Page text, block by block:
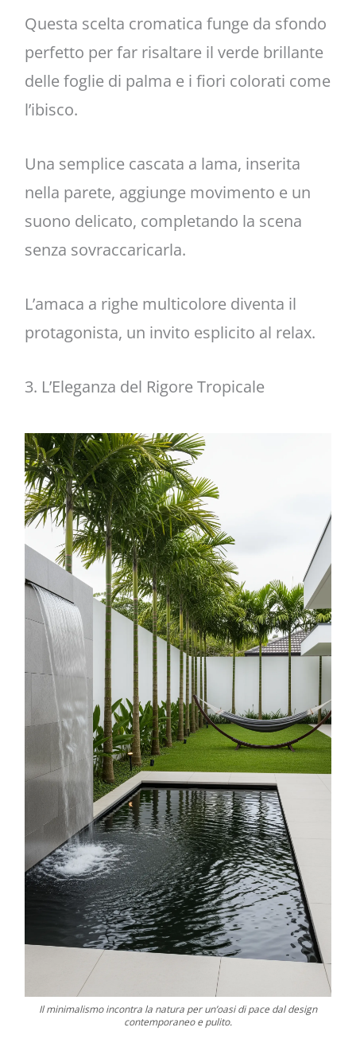
Questa scelta cromatica funge da sfondo
perfetto per far risaltare il verde brillante
delle foglie di palma e i fiori colorati come
l’ibisco.
Una semplice cascata a lama, inserita
nella parete, aggiunge movimento e un
suono delicato, completando la scena
senza sovraccaricarla.
L’amaca a righe multicolore diventa il
protagonista, un invito esplicito al relax.
3. L’Eleganza del Rigore Tropicale
Il minimalismo incontra la natura per un’oasi di pace dal design
contemporaneo e pulito.